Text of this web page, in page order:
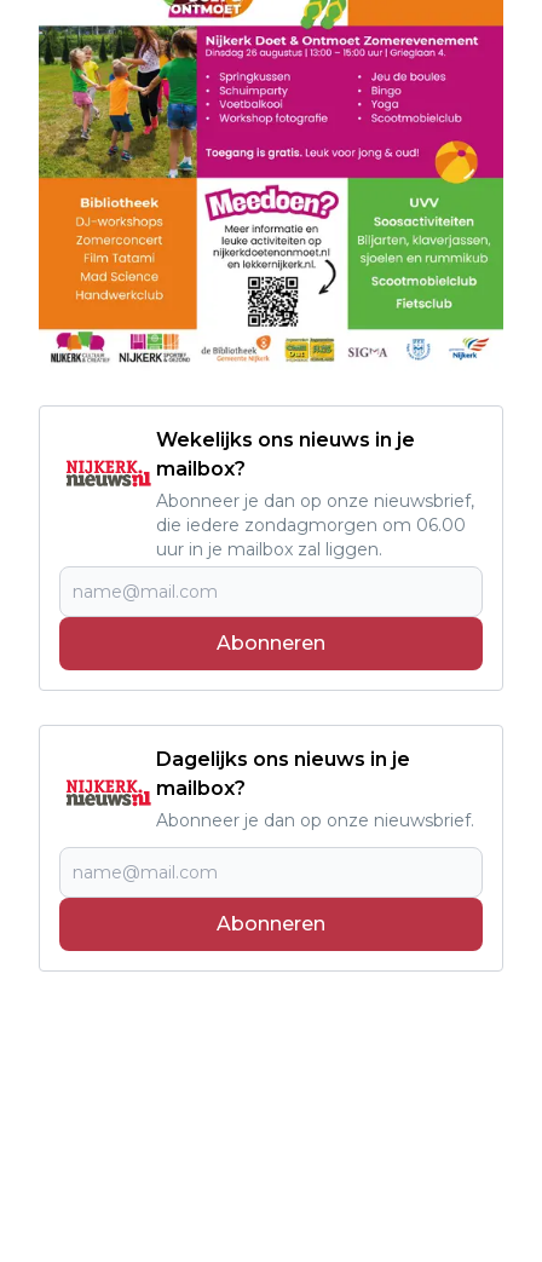
Wekelijks ons nieuws in je
mailbox?
Abonneer je dan op onze nieuwsbrief,
die iedere zondagmorgen om 06.00
uur in je mailbox zal liggen.
Abonneren
Dagelijks ons nieuws in je
mailbox?
Abonneer je dan op onze nieuwsbrief.
Abonneren